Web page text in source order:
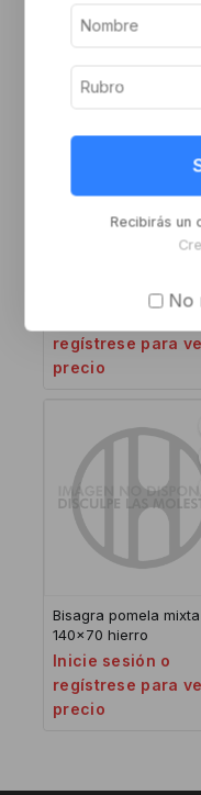
precio
contacto 140×70 b
regístrese para
precio
Bisagra pomela
140×70 hierro
Inicie sesión o
regístrese para
precio
Recibirás un
No